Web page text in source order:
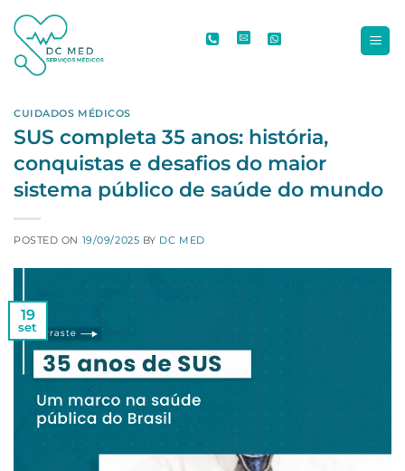
Skip
to
content
CUIDADOS MÉDICOS
SUS completa 35 anos: história,
conquistas e desafios do maior
sistema público de saúde do mundo
POSTED ON 19/09/2025 BY DC MED
19
set